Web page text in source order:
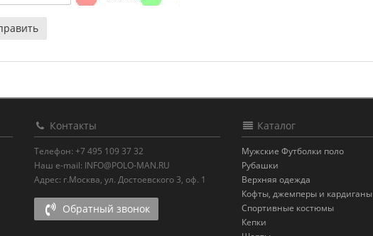
Контакты
Телефон: +7 495 109 37 32
Наш e-mail: INFO@POLO-MAN.RU
Адрес: г.Москва, ул. Достоевского 3, оф. 1
Обратный звонок
Каталог
Мужские Футболки поло
Рубашки
Верхняя одежда
Кофты, джемперы и кардиганы
Спортивные костюмы
Кепки